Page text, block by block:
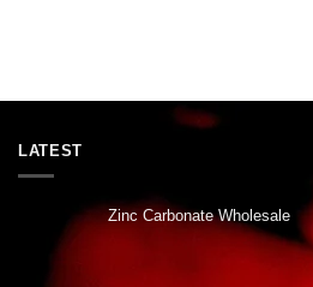
LATEST
Zinc Carbonate Wholesale